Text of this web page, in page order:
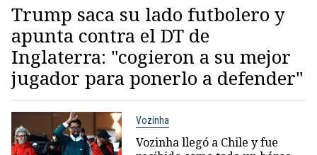
Trump saca su lado futbolero y
apunta contra el DT de
Inglaterra: "cogieron a su mejor
jugador para ponerlo a defender"
Vozinha
Vozinha llegó a Chile y fue